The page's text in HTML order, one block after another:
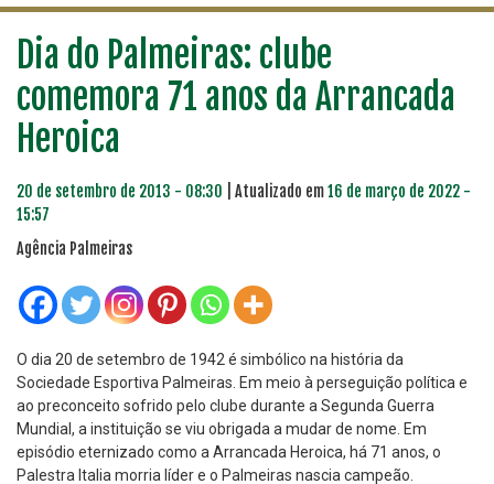
Dia do Palmeiras: clube
comemora 71 anos da Arrancada
Heroica
20 de setembro de 2013 - 08:30 | Atualizado em16 de março de 2022 -
15:57
Agência Palmeiras
O dia 20 de setembro de 1942 é simbólico na história da
Sociedade Esportiva Palmeiras. Em meio à perseguição política e
ao preconceito sofrido pelo clube durante a Segunda Guerra
Mundial, a instituição se viu obrigada a mudar de nome. Em
episódio eternizado como a Arrancada Heroica, há 71 anos, o
Palestra Italia morria líder e o Palmeiras nascia campeão.